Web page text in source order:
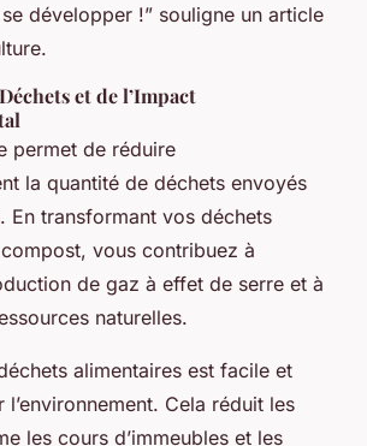
développer !” souligne un article
et de l’Impact
permet de réduire
la quantité de déchets envoyés
En transformant vos déchets
vous contribuez à
de gaz à effet de serre et à
naturelles.
alimentaires est facile et
Cela réduit les
les cours d’immeubles et les